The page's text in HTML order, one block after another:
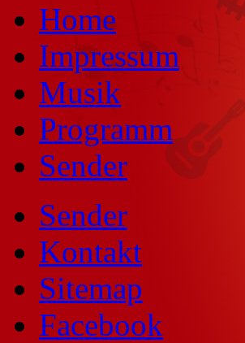
Home
Impressum
Musik
Programm
Sender
Sender
Kontakt
Sitemap
Facebook